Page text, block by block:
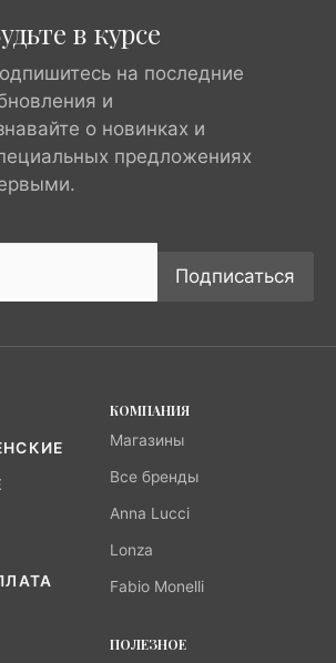
в курсе
на последние
и
о новинках и
предложениях
Подписаться
КОМПАНИЯ
Магазины
Все бренды
Anna Lucci
Lonza
Fabio Monelli
ПОЛЕЗНОЕ